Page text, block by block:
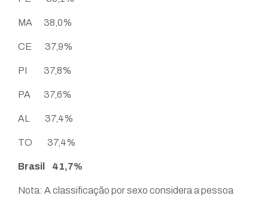
MA 38,0%
CE 37,9%
PI 37,8%
PA 37,6%
AL 37,4%
TO 37,4%
Brasil 41,7%
Nota: A classificação por sexo considera a pessoa